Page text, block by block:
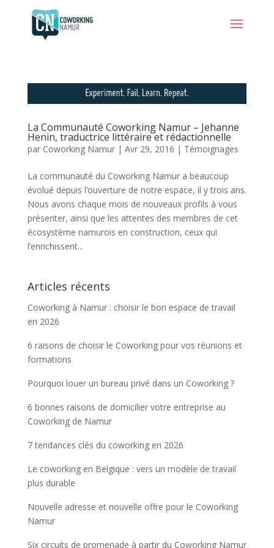
La Communauté Coworking Namur – Jehanne
Henin, traductrice littéraire et rédactionnelle
par Coworking Namur| Avr 29, 2016 | Témoignages
La communauté du Coworking Namur a beaucoup
évolué depuis l’ouverture de notre espace, il y trois ans.
Nous avons chaque mois de nouveaux profils à vous
présenter, ainsi que les attentes des membres de cet
écosystème namurois en construction, ceux qui
l’enrichissent...
Articles récents
Coworking à Namur : choisir le bon espace de travail
en 2026
6 raisons de choisir le Coworking pour vos réunions et
formations
Pourquoi louer un bureau privé dans un Coworking ?
6 bonnes raisons de domicilier votre entreprise au
Coworking de Namur
7 tendances clés du coworking en 2026
Le coworking en Belgique : vers un modèle de travail
plus durable
Nouvelle adresse et nouvelle offre pour le Coworking
Namur
Six circuits de promenade à partir du Coworking Namur